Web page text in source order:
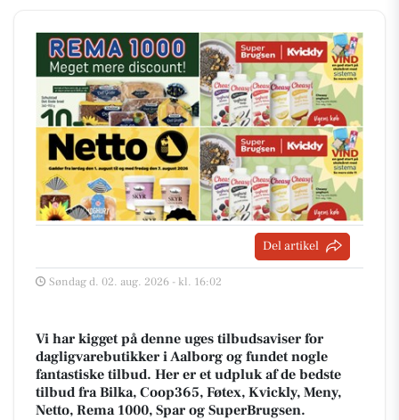
Del artikel
Søndag d. 02. aug. 2026 - kl. 16:02
Vi har kigget på denne uges tilbudsaviser for
dagligvarebutikker i Aalborg og fundet nogle
fantastiske tilbud. Her er et udpluk af de bedste
tilbud fra Bilka, Coop365, Føtex, Kvickly, Meny,
Netto, Rema 1000, Spar og SuperBrugsen.